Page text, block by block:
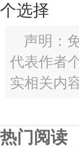
个选择
声明：
代表作者
实相关内容
热门阅读